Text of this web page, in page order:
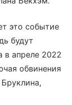
это событие
будут
в апреле 2022
обвинения